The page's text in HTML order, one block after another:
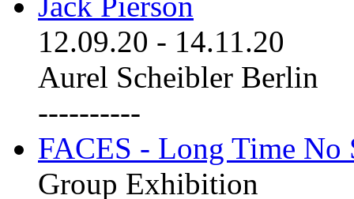
12.09.20 - 14.11.20
Aurel Scheibler Berlin
----------
FACES - Long Time No
Group Exhibition